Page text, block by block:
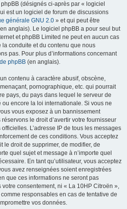
(désignés ci-après par « logiciel
est un logiciel de forum de discussions
générale GNU 2.0 » et qui peut être
anglais). Le logiciel phpBB a pour seul but
et phpBB Limited ne peut en aucun cas
conduite et du contenu que nous
pas. Pour plus d’informations concernant
phpBB (en anglais).
contenu à caractère abusif, obscène,
pornographique, etc. qui pourrait
pays, du pays dans lequel le serveur de
encore la loi internationale. Si vous ne
vous exposez à un bannissement
le droit d’avertir votre fournisseur
L’adresse IP de tous les messages
de ces conditions. Vous acceptez
le droit de supprimer, de modifier, de
quel sujet et message à n’importe quel
En tant qu’utilisateur, vous acceptez
avez renseignées soient enregistrées
que ces informations ne seront pas
consentement, ni « La 10HP Citroën »,
responsables en cas de tentative de
vos données.